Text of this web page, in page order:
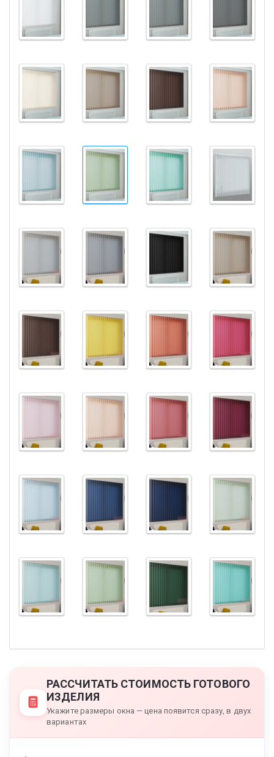
РАССЧИТАТЬ СТОИМОСТЬ ГОТОВОГО
ИЗДЕЛИЯ
Укажите размеры окна — цена появится сразу, в двух
вариантах